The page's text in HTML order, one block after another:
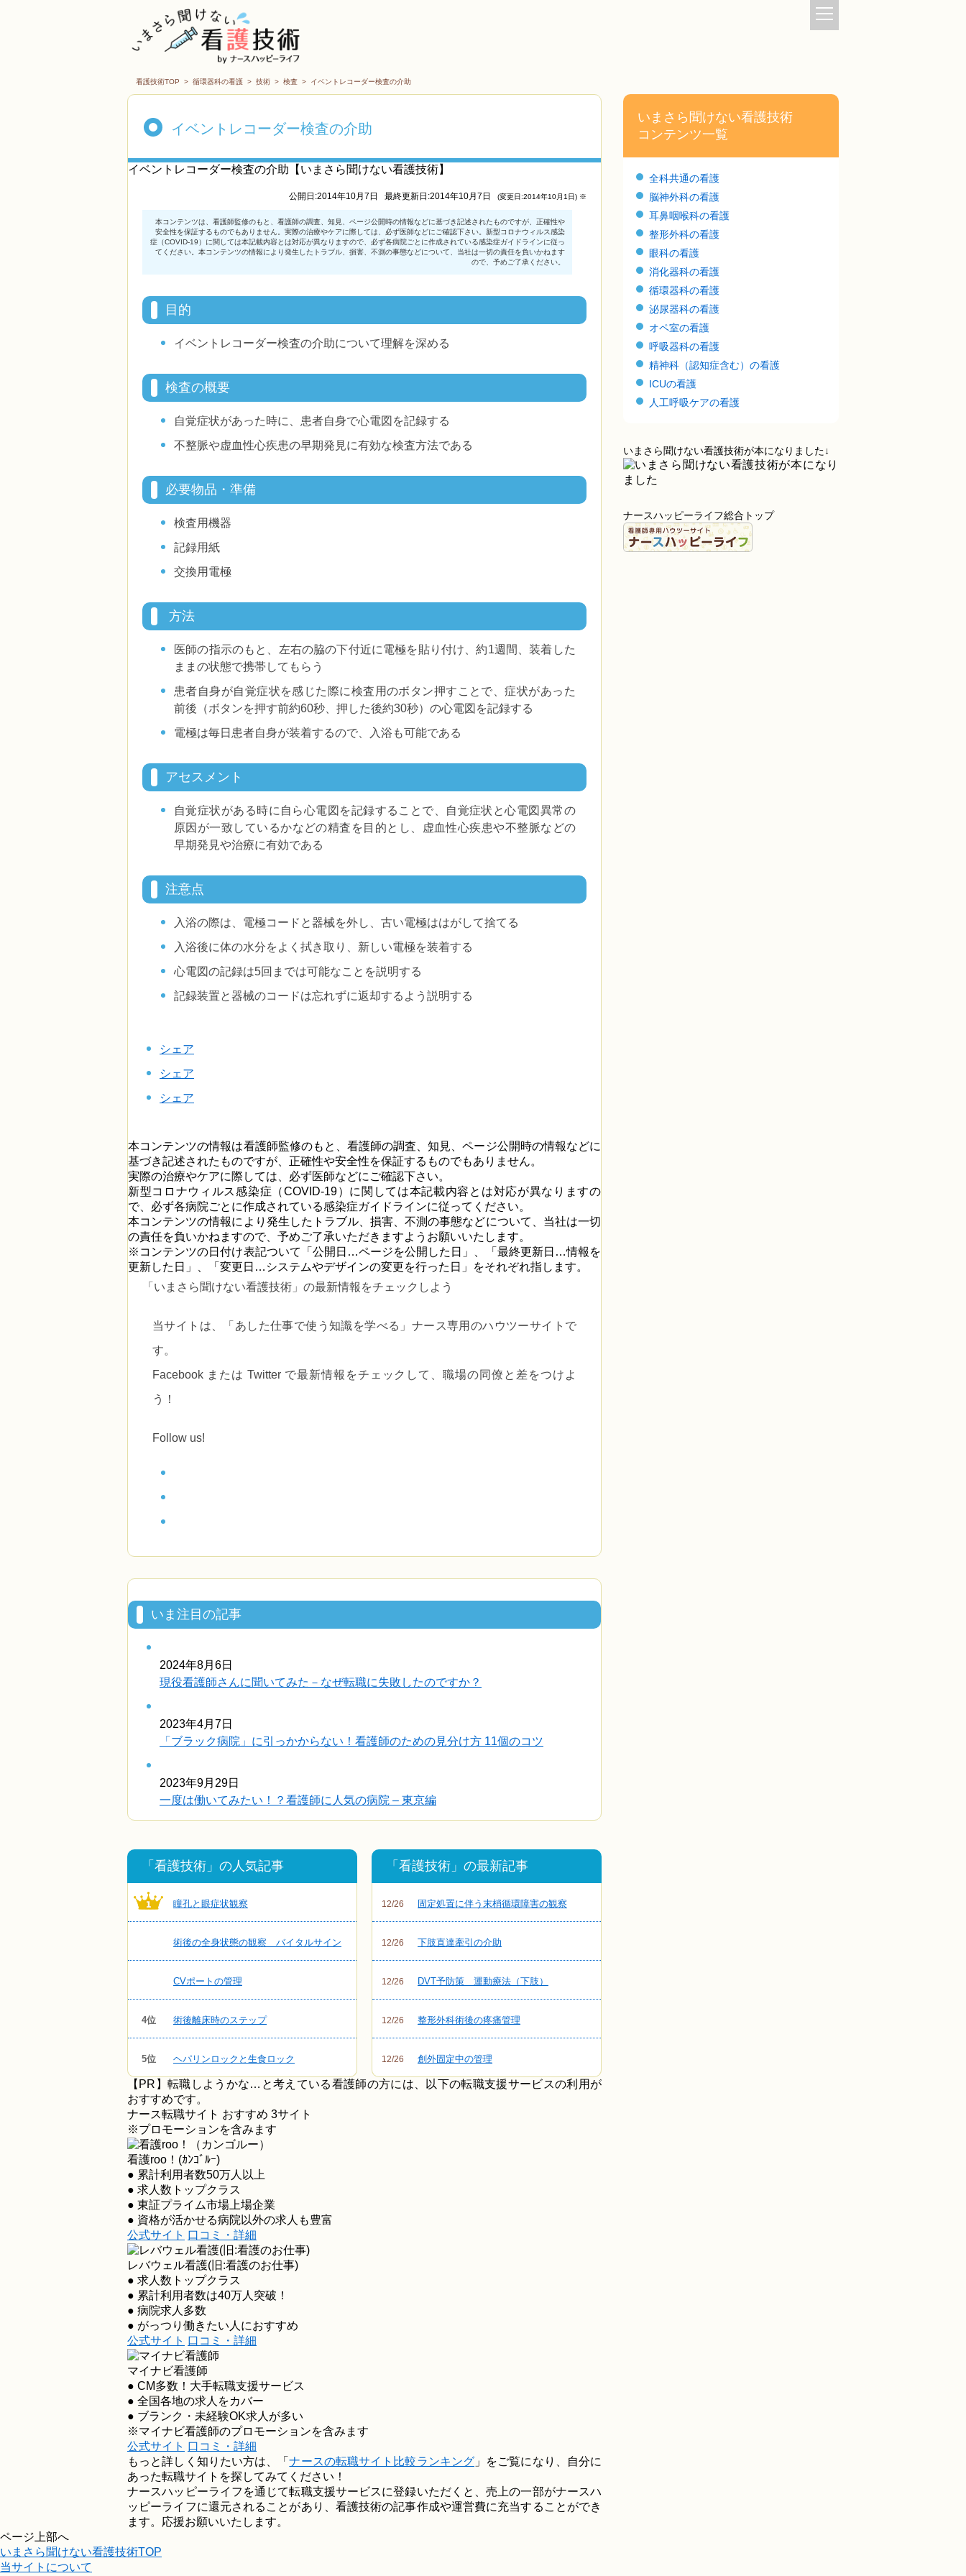
看護技術TOP > 循環器科の看護 > 技術 > 検査 > イベントレコーダー検査の介助
イベントレコーダー検査の介助
イベントレコーダー検査の介助【いまさら聞けない看護技術】
公開日:2014年10月7日 最終更新日:2014年10月7日 (変更日:2014年10月1日) ※
目的
イベントレコーダー検査の介助について理解を深める
検査の概要
自覚症状があった時に、患者自身で心電図を記録する
不整脈や虚血性心疾患の早期発見に有効な検査方法である
必要物品・準備
検査用機器
記録用紙
交換用電極
方法
医師の指示のもと、左右の脇の下付近に電極を貼り付け、約1週間、装着した
ままの状態で携帯してもらう
患者自身が自覚症状を感じた際に検査用のボタン押すことで、症状があった
前後（ボタンを押す前約60秒、押した後約30秒）の心電図を記録する
電極は毎日患者自身が装着するので、入浴も可能である
アセスメント
自覚症状がある時に自ら心電図を記録することで、自覚症状と心電図異常の
原因が一致しているかなどの精査を目的とし、虚血性心疾患や不整脈などの
早期発見や治療に有効である
注意点
入浴の際は、電極コードと器械を外し、古い電極ははがして捨てる
入浴後に体の水分をよく拭き取り、新しい電極を装着する
心電図の記録は5回までは可能なことを説明する
記録装置と器械のコードは忘れずに返却するよう説明する
シェア
シェア
シェア
本コンテンツの情報は看護師監修のもと、看護師の調査、知見、ページ公開時の情報などに
基づき記述されたものですが、正確性や安全性を保証するものでもありません。
実際の治療やケアに際しては、必ず医師などにご確認下さい。
新型コロナウィルス感染症（COVID-19）に関しては本記載内容とは対応が異なりますの
で、必ず各病院ごとに作成されている感染症ガイドラインに従ってください。
本コンテンツの情報により発生したトラブル、損害、不測の事態などについて、当社は一切
の責任を負いかねますので、予めご了承いただきますようお願いいたします。
※コンテンツの日付け表記ついて「公開日…ページを公開した日」、「最終更新日…情報を
更新した日」、「変更日…システムやデザインの変更を行った日」をそれぞれ指します。
「いまさら聞けない看護技術」の最新情報をチェックしよう
当サイトは、 「あした仕事で使う知識を学べる」 ナース専用のハウツーサイトで
す。
Facebook または Twitter で最新情報をチェックして、職場の同僚と差をつけよ
う！
Follow us!
いま注目の記事
2024年8月6日
現役看護師さんに聞いてみた－なぜ転職に失敗したのですか？
2023年4月7日
「ブラック病院」に引っかからない！看護師のための見分け方 11個のコツ
2023年9月29日
一度は働いてみたい！？看護師に人気の病院 – 東京編
「看護技術」の人気記事
瞳孔と眼症状観察
術後の全身状態の観察 バイタルサイン
CVポートの管理
4位 術後離床時のステップ
5位 ヘパリンロックと生食ロック
「看護技術」の最新記事
12/26 固定処置に伴う末梢循環障害の観察
12/26 下肢直達牽引の介助
12/26 DVT予防策 運動療法（下肢）
12/26 整形外科術後の疼痛管理
12/26 創外固定中の管理
【PR】転職しようかな…と考えている看護師の方には、以下の転職支援サービスの利用が
おすすめです。
ナース転職サイト おすすめ 3サイト
※プロモーションを含みます
看護roo！(ｶﾝｺﾞﾙｰ)
● 累計利用者数50万人以上
● 求人数トップクラス
● 東証プライム市場上場企業
● 資格が活かせる病院以外の求人も豊富
公式サイト 口コミ・詳細
レバウェル看護(旧:看護のお仕事)
● 求人数トップクラス
● 累計利用者数は40万人突破！
● 病院求人多数
● がっつり働きたい人におすすめ
公式サイト 口コミ・詳細
マイナビ看護師
● CM多数！大手転職支援サービス
● 全国各地の求人をカバー
● ブランク・未経験OK求人が多い
※マイナビ看護師のプロモーションを含みます
公式サイト 口コミ・詳細
もっと詳しく知りたい方は、「ナースの転職サイト比較ランキング 」をご覧になり、自分に
あった転職サイトを探してみてください！
ナースハッピーライフを通じて転職支援サービスに登録いただくと、売上の一部がナースハ
ッピーライフに還元されることがあり、看護技術の記事作成や運営費に充当することができ
ます。応援お願いいたします。
いまさら聞けない看護技術
コンテンツ一覧
全科共通の看護
脳神外科の看護
耳鼻咽喉科の看護
整形外科の看護
眼科の看護
消化器科の看護
循環器科の看護
泌尿器科の看護
オペ室の看護
呼吸器科の看護
精神科（認知症含む）の看護
ICUの看護
人工呼吸ケアの看護
いまさら聞けない看護技術が本になりました↓
ナースハッピーライフ総合トップ
ページ上部へ
いまさら聞けない看護技術TOP
当サイトについて